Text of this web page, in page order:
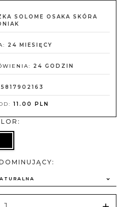
SOLOME OSAKA SKÓRA
24 MIESIĘCY
24 GODZIN
11.00 PLN